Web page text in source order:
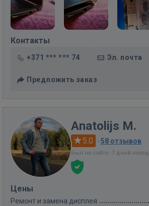
Контакты
+371 *** *** 74 Эл. почта
Предложить заказ
Anatolijs M.
5.0 · 58 отзывов
Был на сайте: 7 дней назад
Цены
Ремонт и замена дисплея